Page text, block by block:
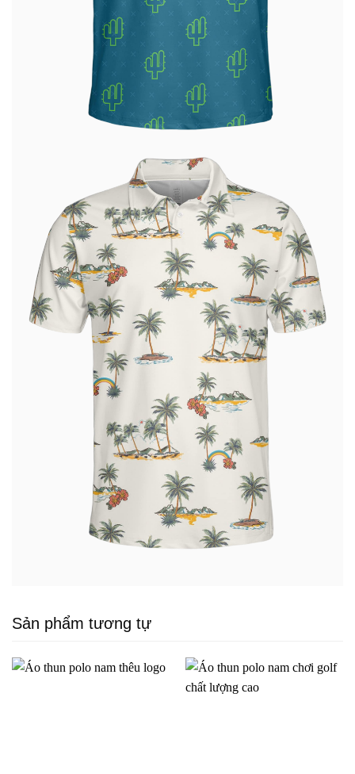
Sản phẩm tương tự